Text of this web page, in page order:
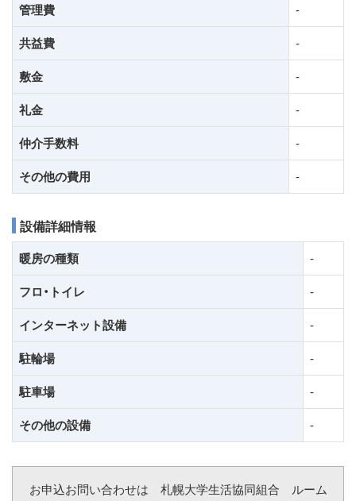
管理費
-
共益費
-
敷金
-
礼金
-
仲介手数料
-
その他の費用
-
設備詳細情報
暖房の種類
-
フロ・トイレ
-
インターネット設備
-
駐輪場
-
駐車場
-
その他の設備
-
お申込お問い合わせは 札幌大学生活協同組合 ルーム